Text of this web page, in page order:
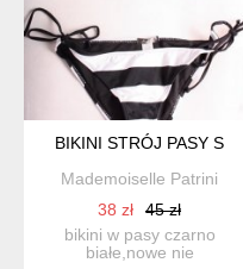
BIKINI STRÓJ PASY S
Mademoiselle Patrini
38 zł
45 zł
bikini w pasy czarno
białe,nowe nie